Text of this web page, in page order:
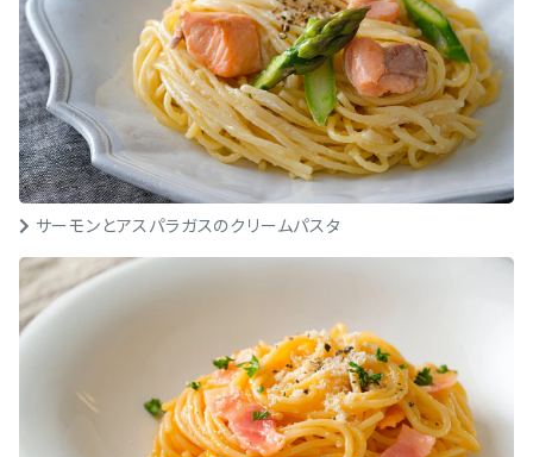
サーモンとアスパラガスのクリームパスタ